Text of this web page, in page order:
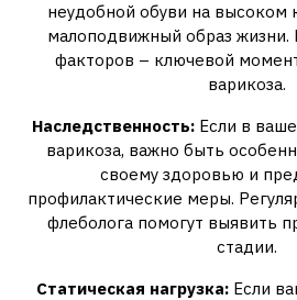
неудобной обуви на высоком
малоподвижный образ жизни.
факторов – ключевой
варикоза.
Наследственность: Если в
варикоза, важно быть
своему здоровью и
профилактические меры.
флеболога помогут выявить
стадии.
Статическая нагрузка: Если